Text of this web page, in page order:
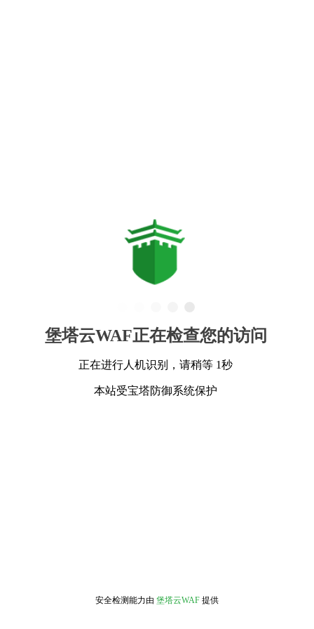
堡塔云WAF正在检查您的访问
正在进行人机识别，请稍等 1秒
本站受宝塔防御系统保护
安全检测能力由 堡塔云WAF 提供